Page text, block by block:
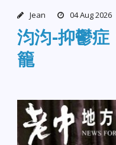
Jean 04 Aug 2026
汮汮-抑鬱症
籠